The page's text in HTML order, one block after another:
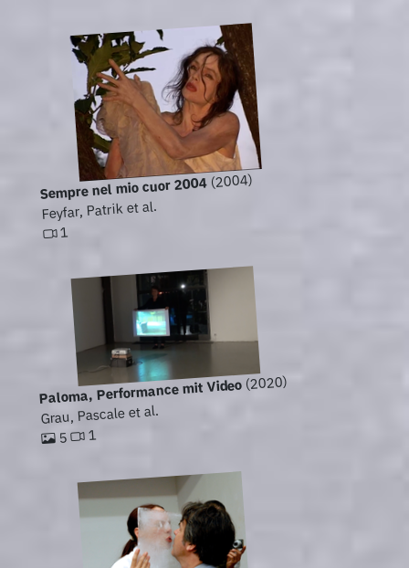
Sempre nel mio cuor 2004(2004)
Feyfar, Patrik et al.
1
Paloma, Performance mit Video(2020)
Grau, Pascale et al.
5 1